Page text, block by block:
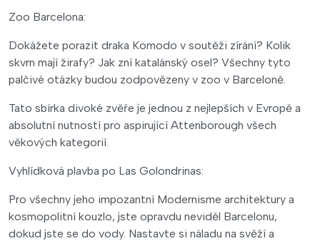
Zoo Barcelona:
Dokážete porazit draka Komodo v soutěži zírání? Kolik
skvrn mají žirafy? Jak zní katalánský osel? Všechny tyto
palčivé otázky budou zodpovězeny v zoo v Barceloně.
Tato sbírka divoké zvěře je jednou z nejlepších v Evropě a
absolutní nutností pro aspirující Attenborough všech
věkových kategorií.
Vyhlídková plavba po Las Golondrinas:
Pro všechny jeho impozantní Modernisme architektury a
kosmopolitní kouzlo, jste opravdu neviděl Barcelonu,
dokud jste se do vody. Nastavte si náladu na svěží a